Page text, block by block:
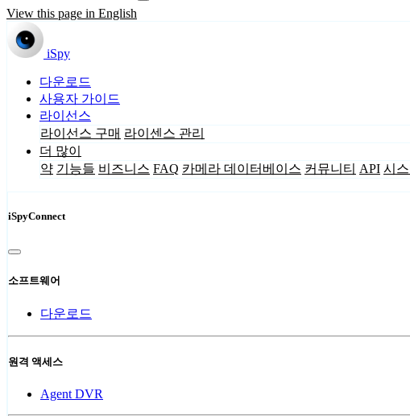
View this page in English
iSpy
다운로드
사용자 가이드
라이선스
라이선스 구매 라이센스 관리
더 많이
약 기능들 비즈니스 FAQ 카메라 데이터베이스 커뮤니티 API 시
iSpyConnect
소프트웨어
다운로드
원격 액세스
Agent DVR